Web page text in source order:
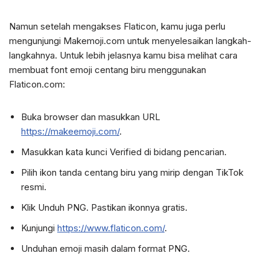
Namun setelah mengakses Flaticon, kamu juga perlu
mengunjungi Makemoji.com untuk menyelesaikan langkah-
langkahnya. Untuk lebih jelasnya kamu bisa melihat cara
membuat font emoji centang biru menggunakan
Flaticon.com:
Buka browser dan masukkan URL
https://makeemoji.com/.
Masukkan kata kunci Verified di bidang pencarian.
Pilih ikon tanda centang biru yang mirip dengan TikTok
resmi.
Klik Unduh PNG. Pastikan ikonnya gratis.
Kunjungi https://www.flaticon.com/.
Unduhan emoji masih dalam format PNG.